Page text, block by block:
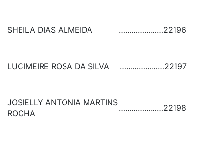
SHEILA DIAS ALMEIDA …………………22196
LUCIMEIRE ROSA DA SILVA …………………22197
JOSIELLY ANTONIA MARTINS
ROCHA
…………………22198